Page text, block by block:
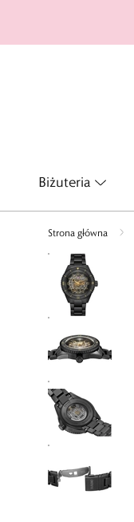
Biżuteria
Strona główna